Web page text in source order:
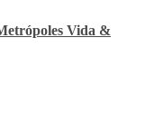
Vida &